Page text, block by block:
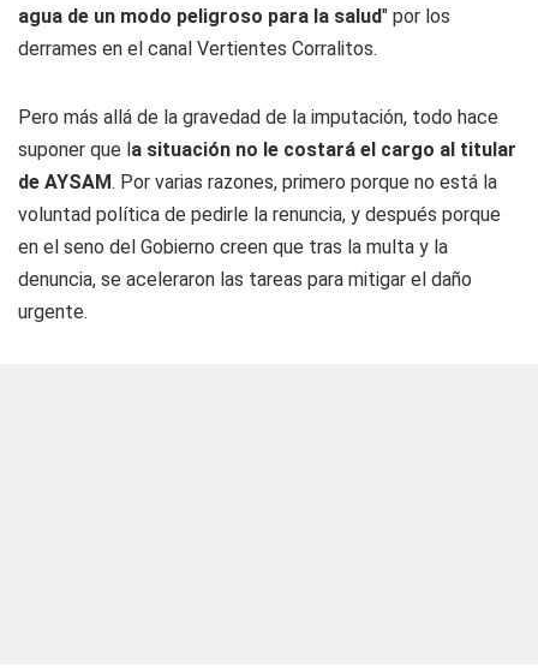
agua de un modo peligroso para la salud" por los
derrames en el canal Vertientes Corralitos.
Pero más allá de la gravedad de la imputación, todo hace
suponer que la situación no le costará el cargo al titular
de AYSAM. Por varias razones, primero porque no está la
voluntad política de pedirle la renuncia, y después porque
en el seno del Gobierno creen que tras la multa y la
denuncia, se aceleraron las tareas para mitigar el daño
urgente.